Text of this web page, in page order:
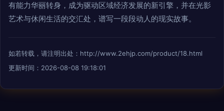
有能力华丽转身，成为驱动区域经济发展的新引擎，并在光影
艺术与休闲生活的交汇处，谱写一段段动人的现实故事。
如若转载，请注明出处：http://www.2ehjp.com/product/18.html
更新时间：2026-08-08 19:18:01